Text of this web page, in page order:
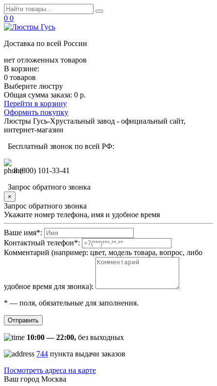
0 0
Доставка по всей России
нет отложенных товаров
В корзине:
0 товаров
Выберите люстру
Общая сумма заказа: 0 р.
Перейти в корзину
Оформить покупку
Люстры Гусь-Хрустальный завод - официальный сайт,
интернет-магазин
Бесплатный звонок по всей РФ:
8 (800) 101-33-41
Запрос обратного звонка
×
Запрос обратного звонка
Укажите номер телефона, имя и удобное время
Ваше имя*:
Контактный телефон*:
Комментарий (например: цвет, модель товара, вопрос, либо
удобное время для звонка):
* — поля, обязательные для заполнения.
Отправить
10:00 — 22:00, без выходных
744 пункта выдачи заказов
Посмотреть адреса на карте
Ваш город Москва